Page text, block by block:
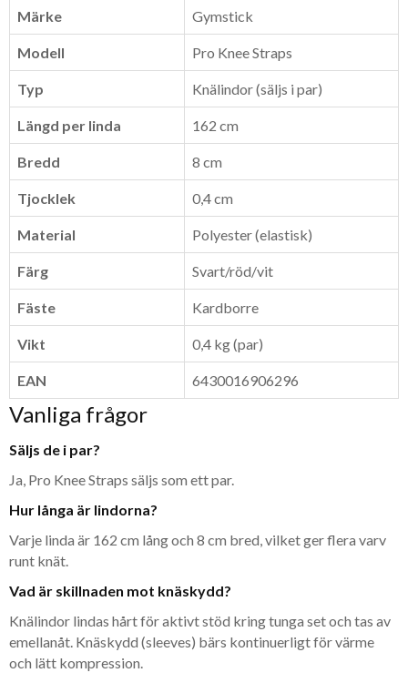
Märke Gymstick
Modell Pro Knee Straps
Typ Knälindor (säljs i par)
Längd per linda 162 cm
Bredd 8 cm
Tjocklek 0,4 cm
Material Polyester (elastisk)
Färg Svart/röd/vit
Fäste Kardborre
Vikt 0,4 kg (par)
EAN 6430016906296
Vanliga frågor
Säljs de i par?
Ja, Pro Knee Straps säljs som ett par.
Hur långa är lindorna?
Varje linda är 162 cm lång och 8 cm bred, vilket ger flera varv
runt knät.
Vad är skillnaden mot knäskydd?
Knälindor lindas hårt för aktivt stöd kring tunga set och tas av
emellanåt. Knäskydd (sleeves) bärs kontinuerligt för värme
och lätt kompression.